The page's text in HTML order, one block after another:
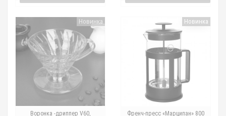
Новинка
Воронка -дриппер V60,
Новинка
Френч-пресс «Марципан» 800